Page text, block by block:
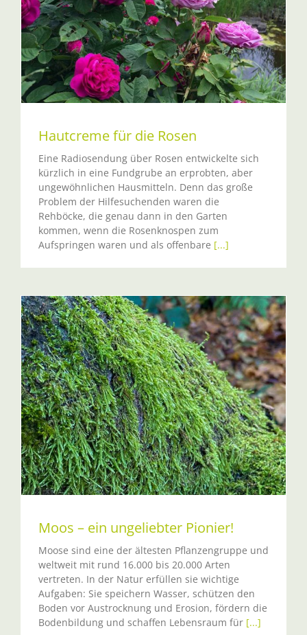
Hautcreme für die Rosen
Eine Radiosendung über Rosen entwickelte sich
kürzlich in eine Fundgrube an erprobten, aber
ungewöhnlichen Hausmitteln. Denn das große
Problem der Hilfesuchenden waren die
Rehböcke, die genau dann in den Garten
kommen, wenn die Rosenknospen zum
Aufspringen waren und als offenbare [...]
Moos – ein ungeliebter Pionier!
Moose sind eine der ältesten Pflanzengruppe und
weltweit mit rund 16.000 bis 20.000 Arten
vertreten. In der Natur erfüllen sie wichtige
Aufgaben: Sie speichern Wasser, schützen den
Boden vor Austrocknung und Erosion, fördern die
Bodenbildung und schaffen Lebensraum für [...]